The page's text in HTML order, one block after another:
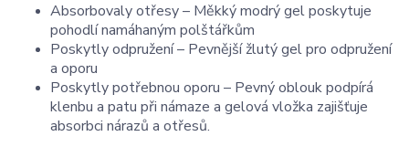
Absorbovaly otřesy – Měkký modrý gel poskytuje
pohodlí namáhaným polštářkům
Poskytly odpružení – Pevnější žlutý gel pro odpružení
a oporu
Poskytly potřebnou oporu – Pevný oblouk podpírá
klenbu a patu při námaze a gelová vložka zajišťuje
absorbci nárazů a otřesů.